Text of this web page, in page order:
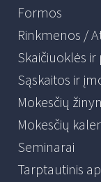
Formos
Rinkmenos /
Skaičiuoklės
Sąskaitos ir
Mokesčių
Mokesčių
Seminarai
Tarptautinis